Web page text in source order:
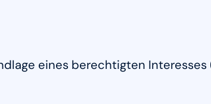
eines berechtigten Interesses